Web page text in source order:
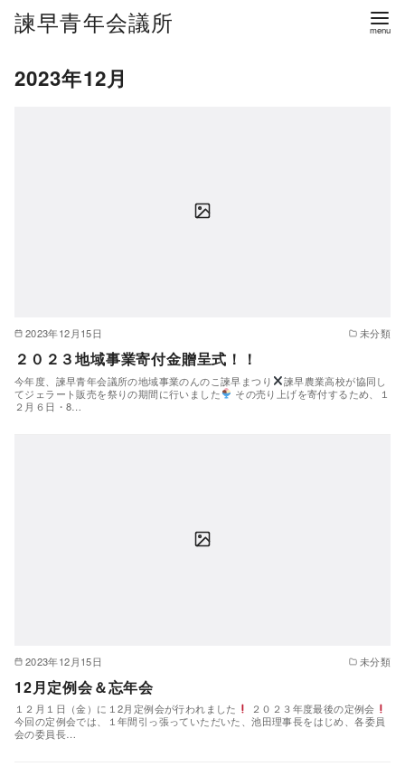
諫早青年会議所
2023年12月
2023年12月15日 未分類
２０２３地域事業寄付金贈呈式！！
今年度、諫早青年会議所の地域事業のんのこ諫早まつり
諫早農業高校が協同し
てジェラート販売を祭りの期間に行いました
その売り上げを寄付するため、１
２月６日・8…
2023年12月15日 未分類
12月定例会＆忘年会
１２月１日（金）に１2月定例会が行われました
２０２３年度最後の定例会
今回の定例会では、１年間引っ張っていただいた、池田理事長をはじめ、各委員
会の委員長…